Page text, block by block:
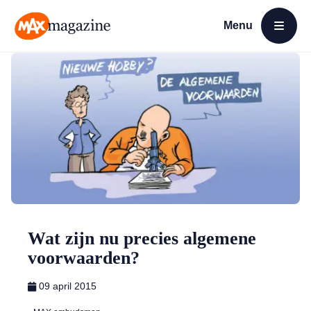
Menu
Open menu
Wat zijn nu precies algemene
voorwaarden?
09 april 2015